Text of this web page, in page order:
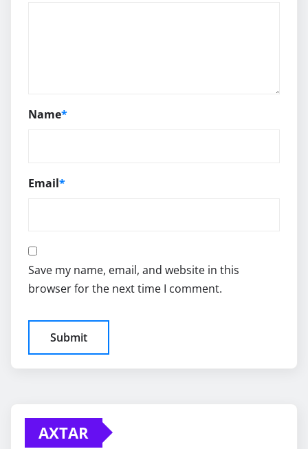
Name*
Email*
Save my name, email, and website in this
browser for the next time I comment.
AXTAR